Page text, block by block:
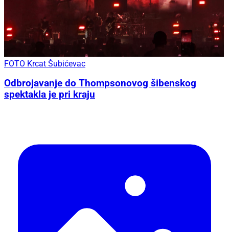
FOTO Krcat Šubićevac
Odbrojavanje do Thompsonovog šibenskog
spektakla je pri kraju